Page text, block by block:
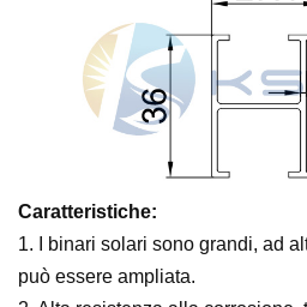
Caratteristiche:
1. I binari solari sono grandi, ad
può essere ampliata.